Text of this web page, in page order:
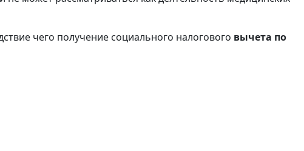
чего получение социального налогового вычета по